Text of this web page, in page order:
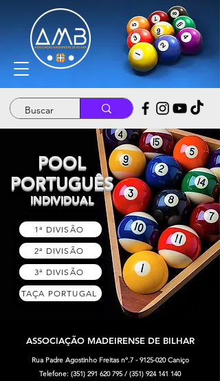
POOL
PORTUGUÊS
INDIVIDUAL
1ª DIVISÃO
2ª DIVISÃO
3ª DIVISÃO
TAÇA PORTUGAL
ASSOCIAÇÃO MADEIRENSE DE BILHAR
Rua Padre Agostinho Freitas nº.7 -9125-020Caniço
Telefone: (351) 291 620 795/ (351) 924 141 140